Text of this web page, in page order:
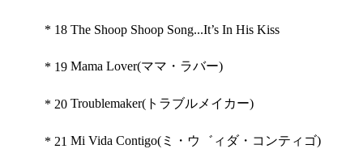
* 18 The Shoop Shoop Song...It’s In His Kiss
* 19 Mama Lover(ママ・ラバー)
* 20 Troublemaker(トラブルメイカー)
* 21 Mi Vida Contigo(ミ・ウ゛ィダ・コンティゴ)